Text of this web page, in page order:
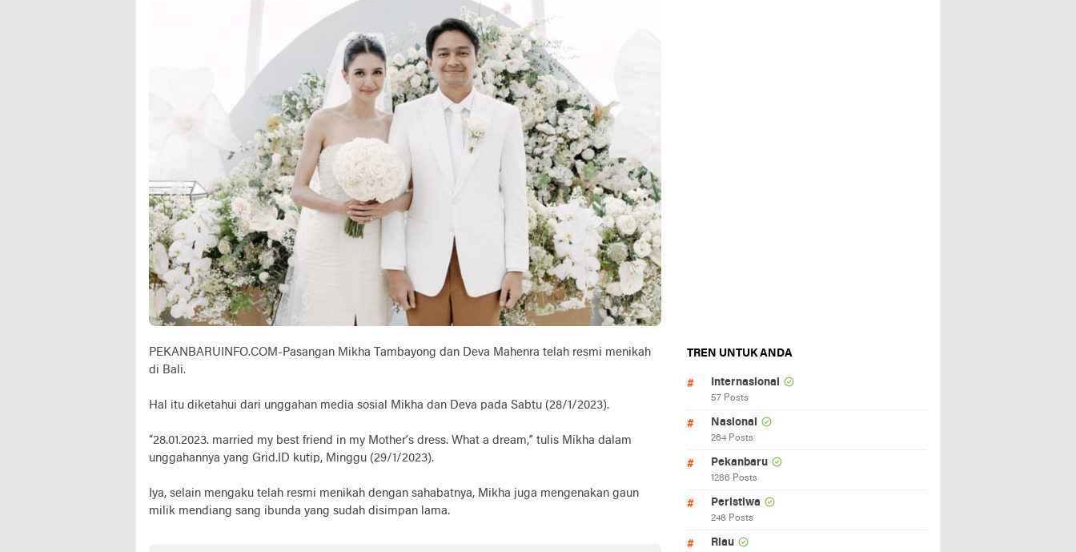
PEKANBARUINFO.COM-Pasangan Mikha Tambayong dan Deva Mahenra telah resmi menikah
di Bali.
Hal itu diketahui dari unggahan media sosial Mikha dan Deva pada Sabtu (28/1/2023).
“28.01.2023. married my best friend in my Mother’s dress. What a dream,” tulis Mikha dalam
unggahannya yang Grid.ID kutip, Minggu (29/1/2023).
Iya, selain mengaku telah resmi menikah dengan sahabatnya, Mikha juga mengenakan gaun
milik mendiang sang ibunda yang sudah disimpan lama.
TREN UNTUK ANDA
Internasional
57 Posts
Nasional
264 Posts
Pekanbaru
1286 Posts
Peristiwa
248 Posts
Riau